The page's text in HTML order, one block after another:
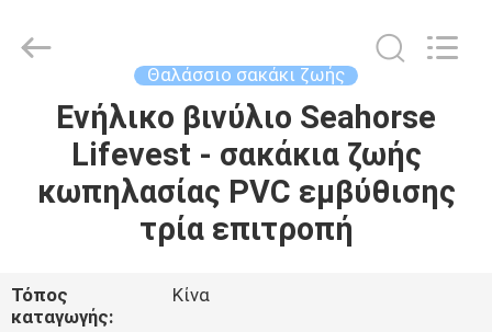
ΣΠΊΤΙ
ΠΡΟΪΌΝΤΑ
Marine
Co.,Ltd..
Θαλάσσιο σακάκι ζωής
Ενήλικο βινύλιο Seahorse
Lifevest - σακάκια ζωής
κωπηλασίας PVC εμβύθισης
τρία επιτροπή
Τόπος
καταγωγής:
Κίνα